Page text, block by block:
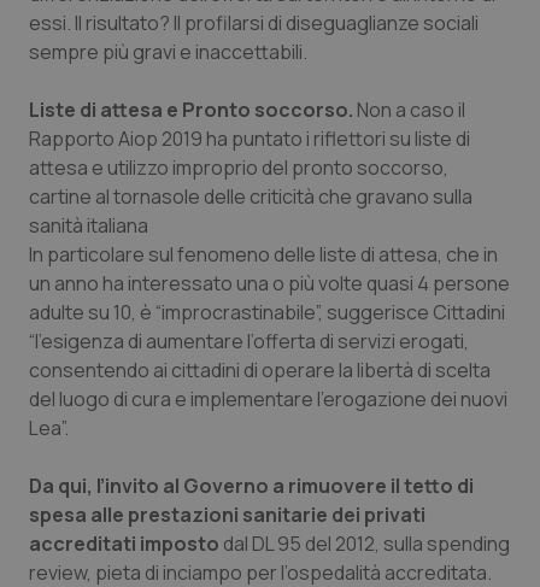
essi. Il risultato? Il profilarsi di diseguaglianze sociali
sempre più gravi e inaccettabili.
Liste di attesa e Pronto soccorso. Non a caso il
Rapporto Aiop 2019 ha puntato i riflettori su liste di
attesa e utilizzo improprio del pronto soccorso,
cartine al tornasole delle criticità che gravano sulla
sanità italiana
In particolare sul fenomeno delle liste di attesa, che in
un anno ha interessato una o più volte quasi 4 persone
adulte su 10, è “improcrastinabile”, suggerisce Cittadini
“l’esigenza di aumentare l’offerta di servizi erogati,
consentendo ai cittadini di operare la libertà di scelta
del luogo di cura e implementare l’erogazione dei nuovi
Lea”.
Da qui, l’invito al Governo a rimuovere il tetto di
spesa alle prestazioni sanitarie dei privati
accreditati imposto dal DL 95 del 2012, sulla spending
review, pieta di inciampo per l’ospedalità accreditata.